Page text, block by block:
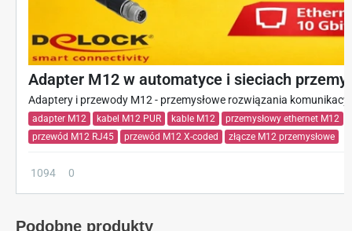
Adapter M12 w automatyce i sieciach
Adaptery i przewody M12 - przemysłowe rozwiązania
adapter M12 kabel M12 PUR kable M12 przemysłowy ethernet M12
przewód M12 RJ45
przewód M12 X-coded złącze M12 przemysłowe
1094 0
Podobne produkty